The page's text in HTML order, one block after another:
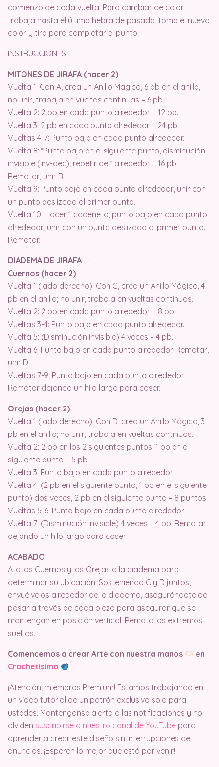
comienzo de cada vuelta. Para cambiar de color,
trabaja hasta el último hebra de pasada, toma el nuevo
color y tira para completar el punto.
INSTRUCCIONES
MITONES DE JIRAFA (hacer 2)
Vuelta 1: Con A, crea un Anillo Mágico, 6 pb en el anillo,
no unir, trabaja en vueltas continuas – 6 pb.
Vuelta 2: 2 pb en cada punto alrededor – 12 pb.
Vuelta 3: 2 pb en cada punto alrededor – 24 pb.
Vueltas 4-7: Punto bajo en cada punto alrededor.
Vuelta 8: *Punto bajo en el siguiente punto, disminución
invisible (inv-dec); repetir de * alrededor – 16 pb.
Rematar, unir B.
Vuelta 9: Punto bajo en cada punto alrededor, unir con
un punto deslizado al primer punto.
Vuelta 10: Hacer 1 cadeneta, punto bajo en cada punto
alrededor, unir con un punto deslizado al primer punto.
Rematar.
DIADEMA DE JIRAFA
Cuernos (hacer 2)
Vuelta 1 (lado derecho): Con C, crea un Anillo Mágico, 4
pb en el anillo; no unir, trabaja en vueltas continuas.
Vuelta 2: 2 pb en cada punto alrededor – 8 pb.
Vueltas 3-4: Punto bajo en cada punto alrededor.
Vuelta 5: (Disminución invisible) 4 veces – 4 pb.
Vuelta 6: Punto bajo en cada punto alrededor. Rematar,
unir D.
Vueltas 7-9: Punto bajo en cada punto alrededor.
Rematar dejando un hilo largo para coser.
Orejas (hacer 2)
Vuelta 1 (lado derecho): Con D, crea un Anillo Mágico, 3
pb en el anillo; no unir, trabaja en vueltas continuas.
Vuelta 2: 2 pb en los 2 siguientes puntos, 1 pb en el
siguiente punto – 5 pb.
Vuelta 3: Punto bajo en cada punto alrededor.
Vuelta 4: (2 pb en el siguiente punto, 1 pb en el siguiente
punto) dos veces, 2 pb en el siguiente punto – 8 puntos.
Vueltas 5-6: Punto bajo en cada punto alrededor.
Vuelta 7: (Disminución invisible) 4 veces – 4 pb. Rematar
dejando un hilo largo para coser.
ACABADO
Ata los Cuernos y las Orejas a la diadema para
determinar su ubicación. Sosteniendo C y D juntos,
envuélvelos alrededor de la diadema, asegurándote de
pasar a través de cada pieza para asegurar que se
mantengan en posición vertical. Remata los extremos
sueltos.
Comencemos a crear Arte con nuestra manos
en
Crochetisimo
¡Atención, miembros Premium! Estamos trabajando en
un vídeo tutorial de un patrón exclusivo solo para
ustedes. Manténganse alerta a las notificaciones y no
olviden suscribirse a nuestro canal de YouTube para
aprender a crear este diseño sin interrupciones de
anuncios. ¡Esperen lo mejor que está por venir!